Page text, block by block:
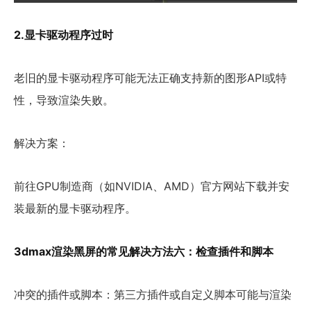
2.显卡驱动程序过时
老旧的显卡驱动程序可能无法正确支持新的图形API或特
性，导致渲染失败。
解决方案：
前往GPU制造商（如NVIDIA、AMD）官方网站下载并安
装最新的显卡驱动程序。
3dmax渲染黑屏的常见解决方法六：检查插件和脚本
冲突的插件或脚本：第三方插件或自定义脚本可能与渲染